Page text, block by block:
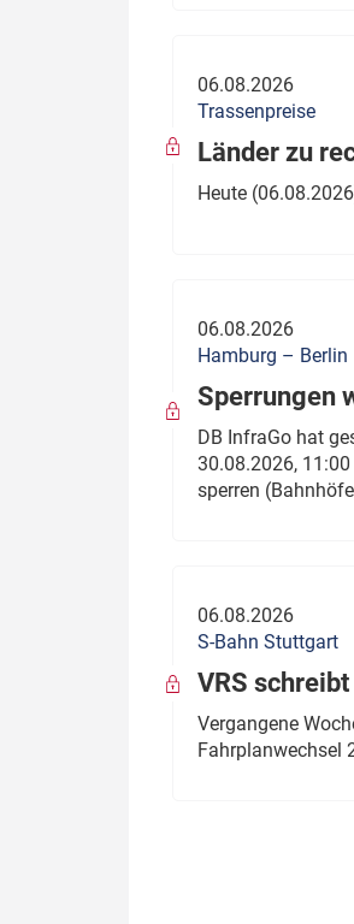
06.08.2026
Trassenpreise
Länder zu
Heute
06.08.2026
Hamburg – Berlin
Sperrungen
DB InfraGo hat
30.08.2026,
sperren
06.08.2026
S-Bahn Stuttgart
VRS
Vergangene
Fahrplanwechsel